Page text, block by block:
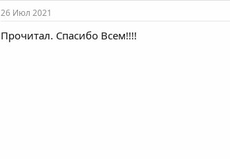
26 Июл 2021
Прочитал. Спасибо Всем!!!!